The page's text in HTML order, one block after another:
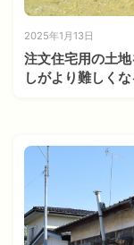
2025年1月13日
注文住宅用の土
しがより難しく